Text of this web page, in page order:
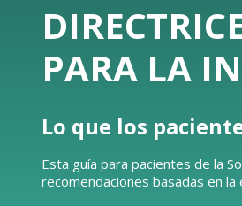
PARA LA
Lo que los
Esta guía para pacientes de la
recomendaciones basadas en